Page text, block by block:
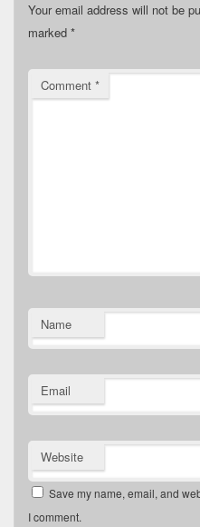
Your email address will not be
marked *
Comment *
Name
Email
Website
Save my name, email, and
I comment.